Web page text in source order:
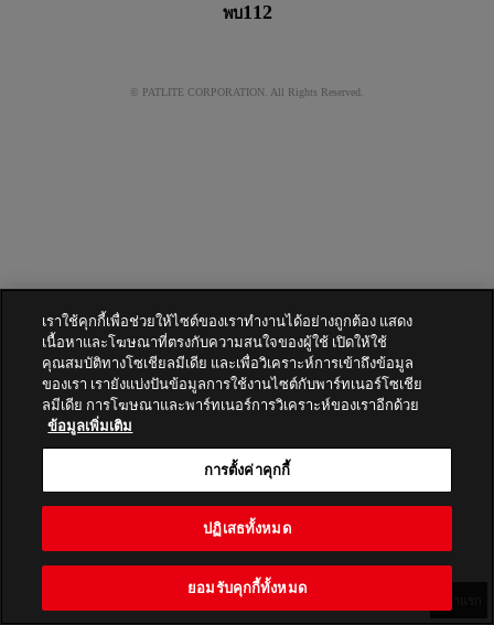
พบ112
© PATLITE CORPORATION. All Rights Reserved.
เราใช้คุกกี้เพื่อช่วยให้ไซต์ของเราทำงานได้อย่างถูกต้อง แสดง
เนื้อหาและโฆษณาที่ตรงกับความสนใจของผู้ใช้ เปิดให้ใช้
คุณสมบัติทางโซเชียลมีเดีย และเพื่อวิเคราะห์การเข้าถึงข้อมูล
ของเรา เรายังแบ่งปันข้อมูลการใช้งานไซต์กับพาร์ทเนอร์โซเชีย
ลมีเดีย การโฆษณาและพาร์ทเนอร์การวิเคราะห์ของเราอีกด้วย
ข้อมูลเพิ่มเติม
การตั้งค่าคุกกี้
ปฏิเสธทั้งหมด
ยอมรับคุกกี้ทั้งหมด